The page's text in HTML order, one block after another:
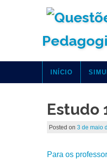
INÍCIO
Estudo
Posted on 3 de maio
Para os